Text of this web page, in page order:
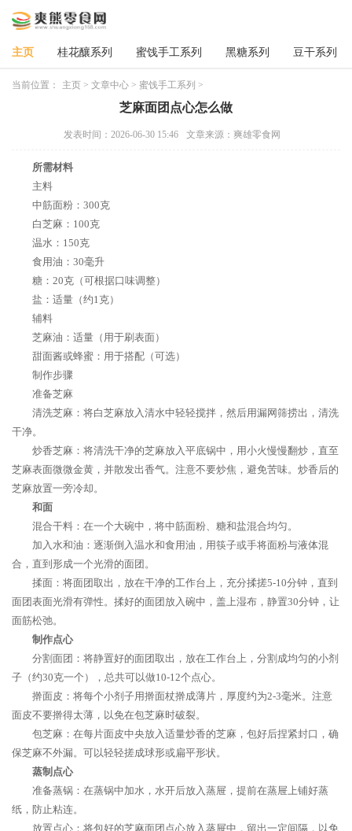
主页 桂花釀系列 蜜饯手工系列 黑糖系列 豆干系列
当前位置： 主页 > 文章中心 > 蜜饯手工系列 >
芝麻面团点心怎么做
发表时间：2026-06-30 15:46 文章来源：爽雄零食网
所需材料
主料
中筋面粉：300克
白芝麻：100克
温水：150克
食用油：30毫升
糖：20克（可根据口味调整）
盐：适量（约1克）
辅料
芝麻油：适量（用于刷表面）
甜面酱或蜂蜜：用于搭配（可选）
制作步骤
准备芝麻
清洗芝麻：将白芝麻放入清水中轻轻搅拌，然后用漏网筛捞出，清洗
干净。
炒香芝麻：将清洗干净的芝麻放入平底锅中，用小火慢慢翻炒，直至
芝麻表面微微金黄，并散发出香气。注意不要炒焦，避免苦味。炒香后的
芝麻放置一旁冷却。
和面
混合干料：在一个大碗中，将中筋面粉、糖和盐混合均匀。
加入水和油：逐渐倒入温水和食用油，用筷子或手将面粉与液体混
合，直到形成一个光滑的面团。
揉面：将面团取出，放在干净的工作台上，充分揉搓5-10分钟，直到
面团表面光滑有弹性。揉好的面团放入碗中，盖上湿布，静置30分钟，让
面筋松弛。
制作点心
分割面团：将静置好的面团取出，放在工作台上，分割成均匀的小剂
子（约30克一个），总共可以做10-12个点心。
擀面皮：将每个小剂子用擀面杖擀成薄片，厚度约为2-3毫米。注意
面皮不要擀得太薄，以免在包芝麻时破裂。
包芝麻：在每片面皮中央放入适量炒香的芝麻，包好后捏紧封口，确
保芝麻不外漏。可以轻轻搓成球形或扁平形状。
蒸制点心
准备蒸锅：在蒸锅中加水，水开后放入蒸屉，提前在蒸屉上铺好蒸
纸，防止粘连。
放置点心：将包好的芝麻面团点心放入蒸屉中，留出一定间隔，以免